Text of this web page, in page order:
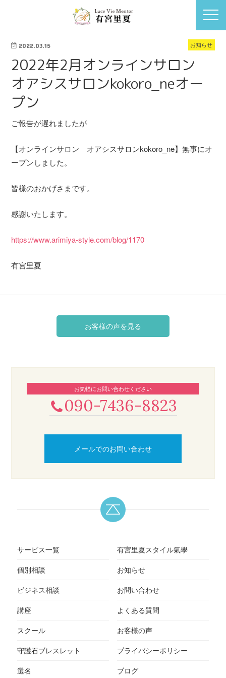
お知らせ
2022.03.15
2022年2月オンラインサロン
オアシスサロンkokoro_neオー
プン
ご報告が遅れましたが
【オンラインサロン オアシスサロンkokoro_ne】無事にオ
ープンしました。
皆様のおかげさまです。
感謝いたします。
https://www.arimiya-style.com/blog/1170
有宮里夏
お客様の声を見る
お気軽にお問い合わせください
090-7436-8823
メールでのお問い合わせ
サービス一覧
個別相談
ビジネス相談
講座
スクール
守護石ブレスレット
選名
有宮里夏スタイル氣學
お知らせ
お問い合わせ
よくある質問
お客様の声
プライバシーポリシー
ブログ